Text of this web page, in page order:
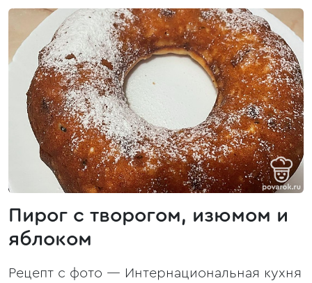
Пирог с творогом, изюмом и
яблоком
Рецепт с фото — Интернациональная кухня